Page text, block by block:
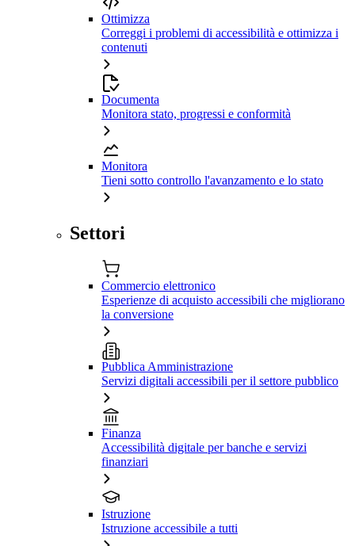
Ottimizza
Correggi i problemi di accessibilità e ottimizza i
contenuti
Documenta
Monitora stato, progressi e conformità
Monitora
Tieni sotto controllo l'avanzamento e lo stato
Settori
Commercio elettronico
Esperienze di acquisto accessibili che migliorano
la conversione
Pubblica Amministrazione
Servizi digitali accessibili per il settore pubblico
Finanza
Accessibilità digitale per banche e servizi
finanziari
Istruzione
Istruzione accessibile a tutti